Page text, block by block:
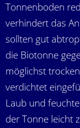
Tonnenboden
verhindert das
sollten gut
die Biotonne
möglichst
verdichtet
Laub und
der Tonne leicht